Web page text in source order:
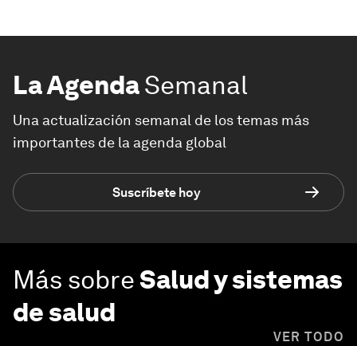
La AgendaSemanal
Una actualización semanal de los temas más
importantes de la agenda global
Suscríbete hoy
Más sobreSalud y sistemas
de salud
VER TODO